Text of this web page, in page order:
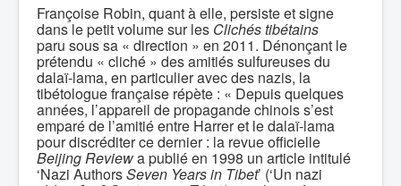
Françoise Robin, quant à elle, persiste et signe
dans le petit volume sur les Clichés tibétains
paru sous sa « direction » en 2011. Dénonçant le
prétendu « cliché » des amitiés sulfureuses du
dalaï-lama, en particulier avec des nazis, la
tibétologue française répète : « Depuis quelques
années, l’appareil de propagande chinois s’est
emparé de l’amitié entre Harrer et le dalaï-lama
pour discréditer ce dernier : la revue officielle
Beijing Reviewa publié en 1998 un article intitulé
‘Nazi AuthorsSeven Years in Tibet’ (‘Un nazi